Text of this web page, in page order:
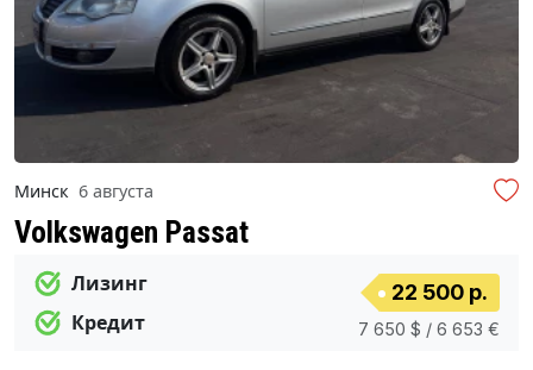
Минск 6 августа
Volkswagen Passat
Лизинг
Кредит
22 500 р.
7 650 $ / 6 653 €